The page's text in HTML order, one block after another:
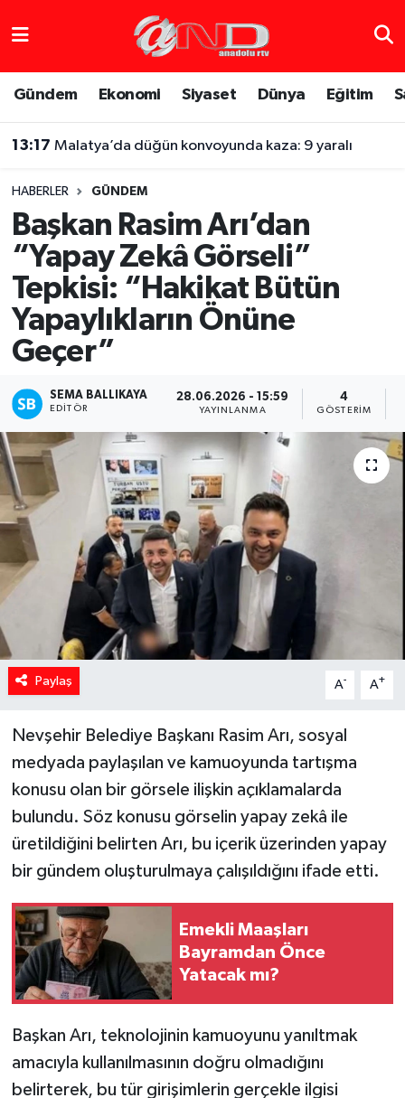
Gündem Ekonomi Siyaset Dünya Eğitim
13:17 Malatya’da düğün konvoyunda kaza: 9 yaralı
HABERLER GÜNDEM
Başkan Rasim Arı’dan
“Yapay Zekâ Görseli”
Tepkisi: “Hakikat Bütün
Yapaylıkların Önüne
Geçer”
SEMA BALLIKAYA
EDITÖR
28.06.2026 - 15:59
YAYINLANMA
4
GÖSTERIM
Paylaş A- A+
Nevşehir Belediye Başkanı Rasim Arı, sosyal
medyada paylaşılan ve kamuoyunda tartışma
konusu olan bir görsele ilişkin açıklamalarda
bulundu. Söz konusu görselin yapay zekâ ile
üretildiğini belirten Arı, bu içerik üzerinden yapay
bir gündem oluşturulmaya çalışıldığını ifade etti.
Emekli Maaşları
Bayramdan Önce
Yatacak mı?
Başkan Arı, teknolojinin kamuoyunu yanıltmak
amacıyla kullanılmasının doğru olmadığını
belirterek, bu tür girişimlerin gerçekle ilgisi
Ekonomi
Gündem
Sağlık
Siyaset
Spor
Teknoloji
Yeme & İçme
Son Dakika Haberleri
Haber Arşivi